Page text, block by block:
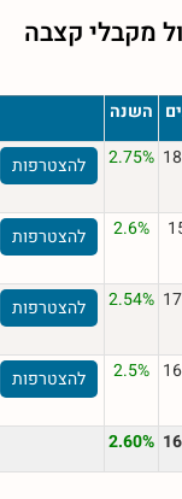
מקבלי קצבה
השנה
2.75% להצטרפות
2.6% להצטרפות
2.54% להצטרפות
2.5% להצטרפות
2.60%